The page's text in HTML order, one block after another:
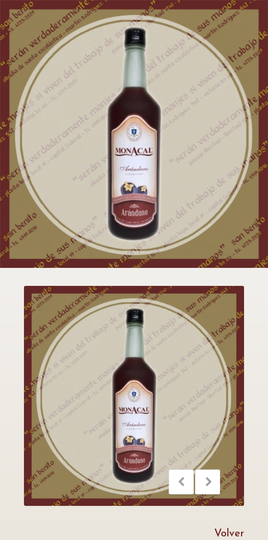
Volver